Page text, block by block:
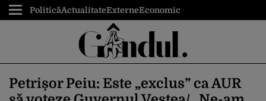
PoliticăActualitateExterneEconomic
Petrișor Peiu: Este „exclus” ca AUR